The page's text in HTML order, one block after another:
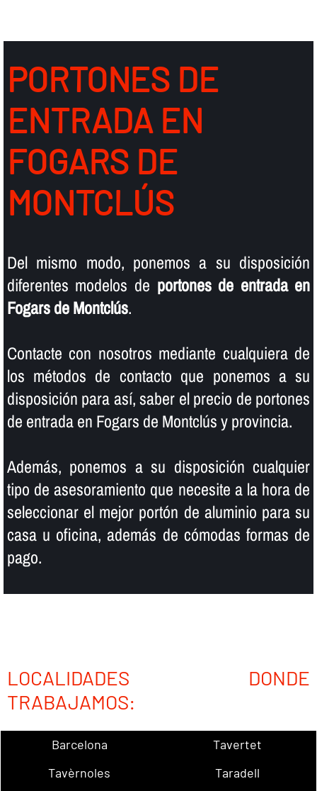
PORTONES DE
ENTRADA EN
FOGARS DE
MONTCLÚS
Del mismo modo, ponemos a su disposición
diferentes modelos de portones de entrada en
Fogars de Montclús.
Contacte con nosotros mediante cualquiera de
los métodos de contacto que ponemos a su
disposición para así­, saber el precio de portones
de entrada en Fogars de Montclús y provincia.
Además, ponemos a su disposición cualquier
tipo de asesoramiento que necesite a la hora de
seleccionar el mejor portón de aluminio para su
casa u oficina, además de cómodas formas de
pago.
LOCALIDADES DONDE
TRABAJAMOS:
Barcelona
Tavertet
Tavèrnoles
Taradell